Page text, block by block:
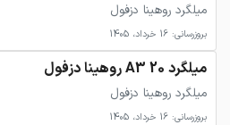
میلگرد روهینا دزفول
بروزرسانی: 16 خرداد، 1405
میلگرد 20 A3 روهینا دزفول
میلگرد روهینا دزفول
بروزرسانی: 16 خرداد، 1405